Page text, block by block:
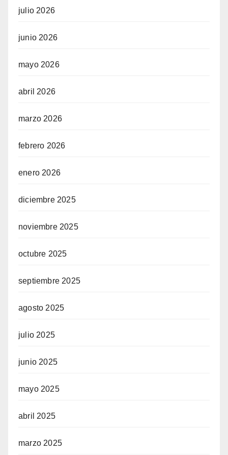
julio 2026
junio 2026
mayo 2026
abril 2026
marzo 2026
febrero 2026
enero 2026
diciembre 2025
noviembre 2025
octubre 2025
septiembre 2025
agosto 2025
julio 2025
junio 2025
mayo 2025
abril 2025
marzo 2025